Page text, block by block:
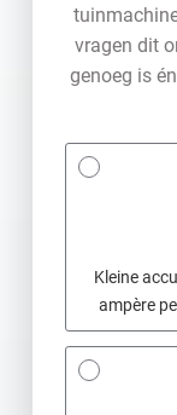
vragen dit
genoeg is
Kleine
ampère